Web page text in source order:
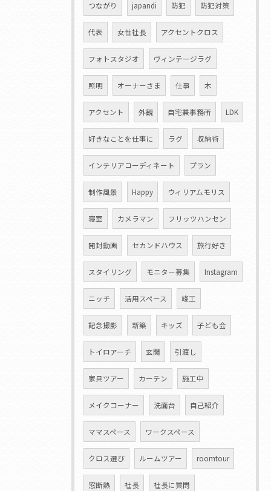
つながり japandi 防犯 防犯対策
代表 女性社長 アクセントクロス
フォトスタジオ ヴィンテージラグ
照明 オーナーさま 仕事 木
アクセント 外観 自宅兼事務所 LDK
好きなことを仕事に ラグ 収納術
インテリアコーディネート プラン
制作風景 Happy ウィリアムモリス
寝室 カメラマン フリッツハンセン
開封動画 セカンドハウス 旅行好き
スタイリング モニター募集 Instagram
ニッチ 活用スペース 竣工
記念撮影 新築 キッズ 子ども会
トイロアーチ 玄関 引渡し
家具ツアー カーテン 施工中
メイクコーナー 洗面台 自己紹介
ママスペース ワークスペース
クロス選び ルームツアー roomtour
窓断熱 社長 社長に質問